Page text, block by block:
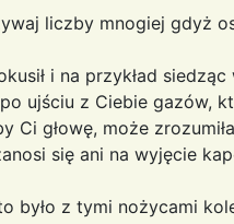
liczby mnogiej gdyż
i na przykład
ujściu z Ciebie gazów,
Ci głowę, może
się ani na wyjęcie
było z tymi nożycami